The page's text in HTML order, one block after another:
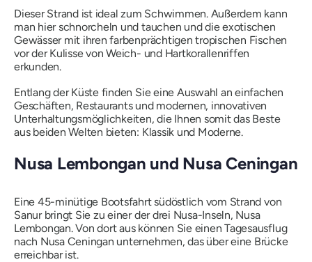
Dieser Strand ist ideal zum Schwimmen. Außerdem kann
man hier schnorcheln und tauchen und die exotischen
Gewässer mit ihren farbenprächtigen tropischen Fischen
vor der Kulisse von Weich- und Hartkorallenriffen
erkunden.
Entlang der Küste finden Sie eine Auswahl an einfachen
Geschäften, Restaurants und modernen, innovativen
Unterhaltungsmöglichkeiten, die Ihnen somit das Beste
aus beiden Welten bieten: Klassik und Moderne.
Nusa Lembongan und Nusa Ceningan
Eine 45-minütige Bootsfahrt südöstlich vom Strand von
Sanur bringt Sie zu einer der drei Nusa-Inseln, Nusa
Lembongan. Von dort aus können Sie einen Tagesausflug
nach Nusa Ceningan unternehmen, das über eine Brücke
erreichbar ist.